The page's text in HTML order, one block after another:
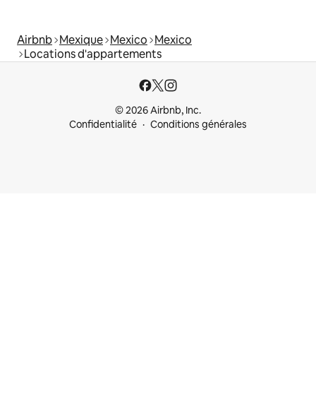
Airbnb Mexique Mexico Mexico
Locations d'appartements
© 2026 Airbnb, Inc.
Confidentialité
Conditions générales